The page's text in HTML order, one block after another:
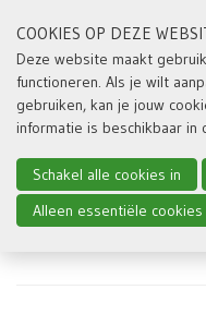
COOKIES OP DEZE
Deze website maakt
functioneren. Als je wilt
gebruiken, kan je jouw
informatie is beschikbaar in
Schakel alle cookies in
Alleen essentiële cookies